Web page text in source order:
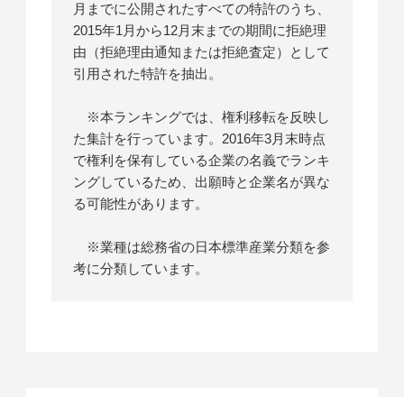
月までに公開されたすべての特許のうち、
2015年1月から12月末までの期間に拒絶理
由（拒絶理由通知または拒絶査定）として
引用された特許を抽出。
※本ランキングでは、権利移転を反映し
た集計を行っています。2016年3月末時点
で権利を保有している企業の名義でランキ
ングしているため、出願時と企業名が異な
る可能性があります。
※業種は総務省の日本標準産業分類を参
考に分類しています。